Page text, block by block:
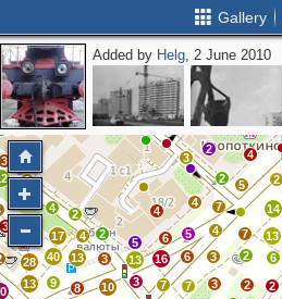
Gallery
Added by Helg, 2 June 2010
12
3
4
8
3
3
2
10
28
13
9 8
40 13
10
3 13
2
4
2
4
17
4 5
4
4
3
2
2
3
4
2 4
2
2
2
6
13
2
7
14
5
2
7
4
3
6
5
6
16
7 3 2
7
3